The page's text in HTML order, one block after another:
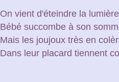
On vient d'éteindre la lumière
Bébé succombe à son
Mais les joujoux très en
Dans leur placard tiennent